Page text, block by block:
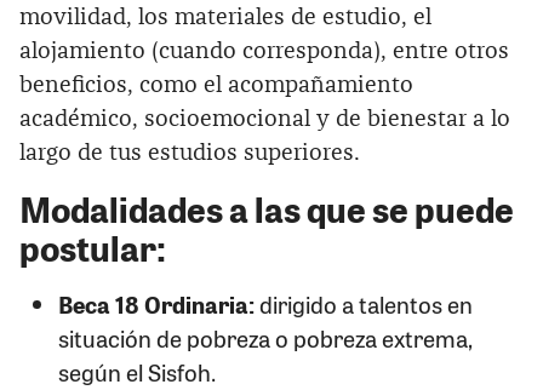
movilidad, los materiales de estudio, el
alojamiento (cuando corresponda), entre otros
beneficios, como el acompañamiento
académico, socioemocional y de bienestar a lo
largo de tus estudios superiores.
Modalidades a las que se puede
postular:
Beca 18 Ordinaria:dirigido a talentos en
situación de pobreza o pobreza extrema,
según el Sisfoh.